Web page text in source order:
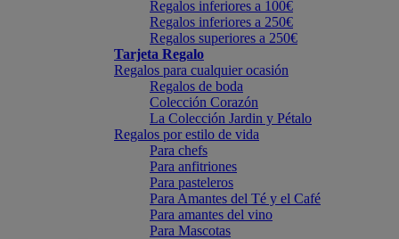
Regalos inferiores a 100€
Regalos inferiores a 250€
Regalos superiores a 250€
Tarjeta Regalo
Regalos para cualquier ocasión
Regalos de boda
Colección Corazón
La Colección Jardin y Pétalo
Regalos por estilo de vida
Para chefs
Para anfitriones
Para pasteleros
Para Amantes del Té y el Café
Para amantes del vino
Para Mascotas